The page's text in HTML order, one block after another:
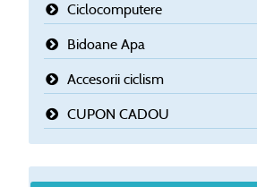
Ciclocomputere
Bidoane Apa
Accesorii ciclism
CUPON CADOU